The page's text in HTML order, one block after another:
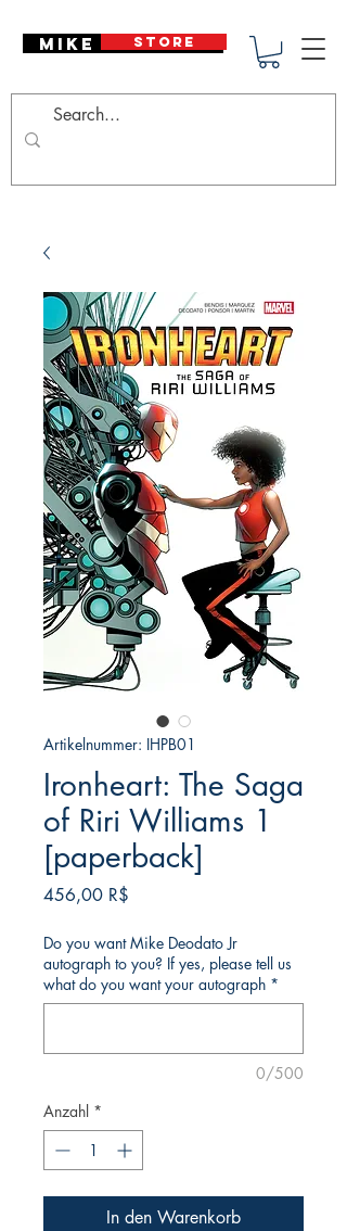
Mike Deodato
STORE
Artikelnummer: IHPB01
Ironheart: The Saga
of Riri Williams 1
[paperback]
456,00 R$
Do you want Mike Deodato Jr
autograph to you? If yes, please tell us
what do you want your autograph *
0/500
Anzahl *
In den Warenkorb